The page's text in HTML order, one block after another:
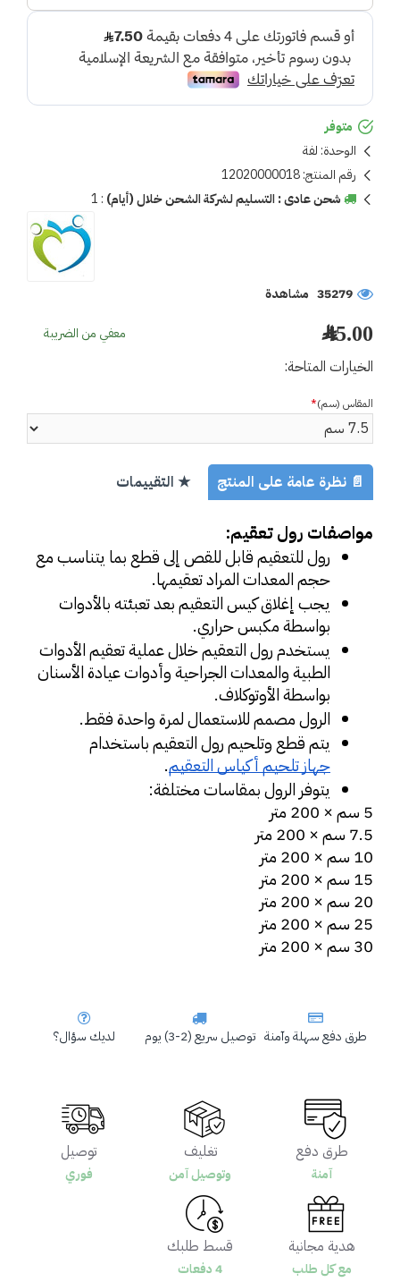
متوفر
الوحدة: لفة
رقم المنتج:12020000018
شحن عادى : التسليم لشركة الشحن خلال (أيام) :
1
35279 مشاهدة
45.00 ﷼ معفي من الضريبة
الخيارات المتاحة:
المقاس (سم)
طرق دفع سهلة وآمنة توصيل سريع (2-3) يوم لديك سؤال؟
📄 نظرة عامة على المنتج ★ التقييمات
مواصفات رول تعقيم:
حجم المعدات المراد تعقيمها.
بواسطة مكبس حراري.
بواسطة الأوتوكلاف.
الرول مصمم للاستعمال لمرة واحدة فقط.
يتم قطع وتلحيم رول التعقيم باستخدام
جهاز تلحيم أكياس التعقيم.
يتوفر الرول بمقاسات مختلفة:
5 سم × 200 متر
7.5 سم × 200 متر
10 سم × 200 متر
15 سم × 200 متر
20 سم × 200 متر
25 سم × 200 متر
30 سم × 200 متر
طرق دفع
آمنة
تغليف
وتوصيل آمن
توصيل
فوري
هدية مجانية
مع كل طلب
قسط طلبك
4 دفعات